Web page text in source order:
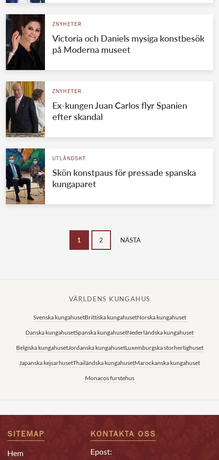
ZNYHETER
Victoria och Daniels mysiga konstbesök
på Moderna museet
ZNYHETER
Ex-kungen Juan Carlos flyr Spanien
efter skandal
UTLÄNDSKT
Skön konstpaus för pressade spanska
kungaparet
1 2 NÄSTA
VÄRLDENS KUNGAHUS
Svenska kungahusetBrittiska kungahusetNorska kungahuset
Danska kungahusetSpanska kungahusetNederländska kungahuset
Belgiska kungahusetJordanska kungahusetLuxemburgska storhertighuset
Japanska kejsarhusetThailändska kungahusetMarockanska kungahuset
Monacos furstehus
SITEMAP
Hem
KONTAKTA OSS
Epost: